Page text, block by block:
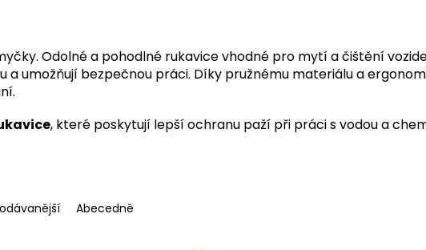
Odolné a pohodlné rukavice vhodné pro mytí a čištění
a umožňují bezpečnou práci. Díky pružnému materiálu a
, které poskytují lepší ochranu paží při práci s vodou a
Abecedně